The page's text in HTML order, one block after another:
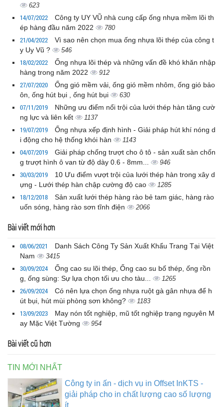
623
14/07/2022
Công ty UY VŨ nhà cung cấp ống nhựa mềm lõi th
ép hàng đầu năm 2022
780
21/04/2022
Vì sao nên chọn mua ống nhựa lõi thép của công t
y Uy Vũ ?
546
18/02/2022
Ống nhựa lõi thép và những vấn đề khó khăn nhập
hàng trong năm 2022
912
27/07/2020
Ống gió mềm vải, ống gió mềm nhôm, ống gió bảo
ôn, ống hút bụi , ống hút bụi
630
07/11/2019
Những ưu điểm nổi trội của lưới thép hàn tăng cườ
ng lực và liên kết
1137
19/07/2019
Ống nhựa xếp định hình - Giải pháp hút khí nóng d
i động cho hệ thống khói hàn
1143
04/07/2019
Giải pháp chống trượt cho ô tô - sản xuất sàn chốn
g trượt hình ô van từ độ dày 0.6 - 8mm...
946
30/03/2019
10 Ưu điểm vượt trội của lưới thép hàn trong xây d
ựng - Lưới thép hàn chập cường độ cao
1285
18/12/2018
Sản xuất lưới thép hàng rào bẻ tam giác, hàng rào
uốn sóng, hàng rào sơn tĩnh điện
2066
Bài viết mới hơn
08/06/2021
Danh Sách Công Ty Sản Xuất Khẩu Trang Tại Việt
Nam
3415
30/09/2024
Ống cao su lõi thép, Ống cao su bố thép, ống rồn
g, ống sùng: Sự lựa chọn tối ưu cho tàu...
1265
26/09/2024
Có nên lựa chọn ống nhựa ruột gà gân nhựa để h
út bụi, hút mùi phòng sơn không?
1183
13/09/2023
May nón tốt nghiệp, mũ tốt nghiệp trạng nguyên M
ay Mặc Việt Tường
954
Bài viết cũ hơn
TIN MỚI NHẤT
Công ty in ấn - dịch vụ in Offset InKTS -
giải pháp cho in chất lượng cao số lượng
ít